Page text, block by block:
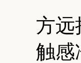
方远
触感